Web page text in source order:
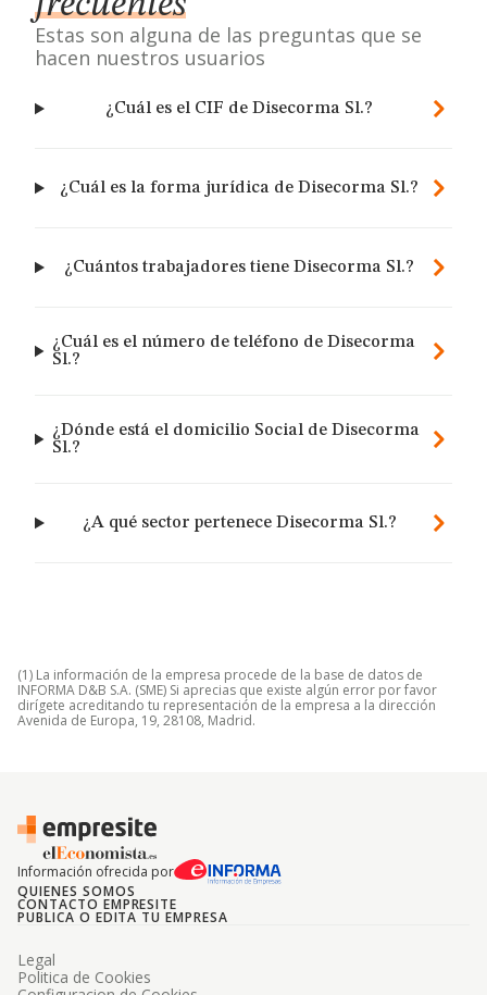
Estas son alguna de las preguntas que se
hacen nuestros usuarios
¿Cuál es el CIF de Disecorma Sl.?
¿Cuál es la forma jurídica de Disecorma Sl.?
¿Cuántos trabajadores tiene Disecorma Sl.?
¿Cuál es el número de teléfono de Disecorma
Sl.?
¿Dónde está el domicilio Social de Disecorma
Sl.?
¿A qué sector pertenece Disecorma Sl.?
(1) La información de la empresa procede de la base de datos de
INFORMA D&B S.A. (SME) Si aprecias que existe algún error por favor
dirígete acreditando tu representación de la empresa a la dirección
Avenida de Europa, 19, 28108, Madrid.
Información ofrecida por
QUIENES SOMOS
CONTACTO EMPRESITE
PUBLICA O EDITA TU EMPRESA
Legal
Politica de Cookies